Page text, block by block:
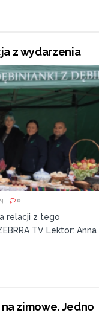
z wydarzenia
0
relacji z tego
TV Lektor: Anna
zimowe. Jedno